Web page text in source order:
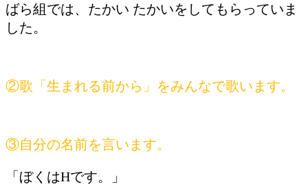
ばら組では、たかい たかいをしてもらっていま
した。
②歌「生まれる前から」をみんなで歌います。
③自分の名前を言います。
「ぼくはHです。」